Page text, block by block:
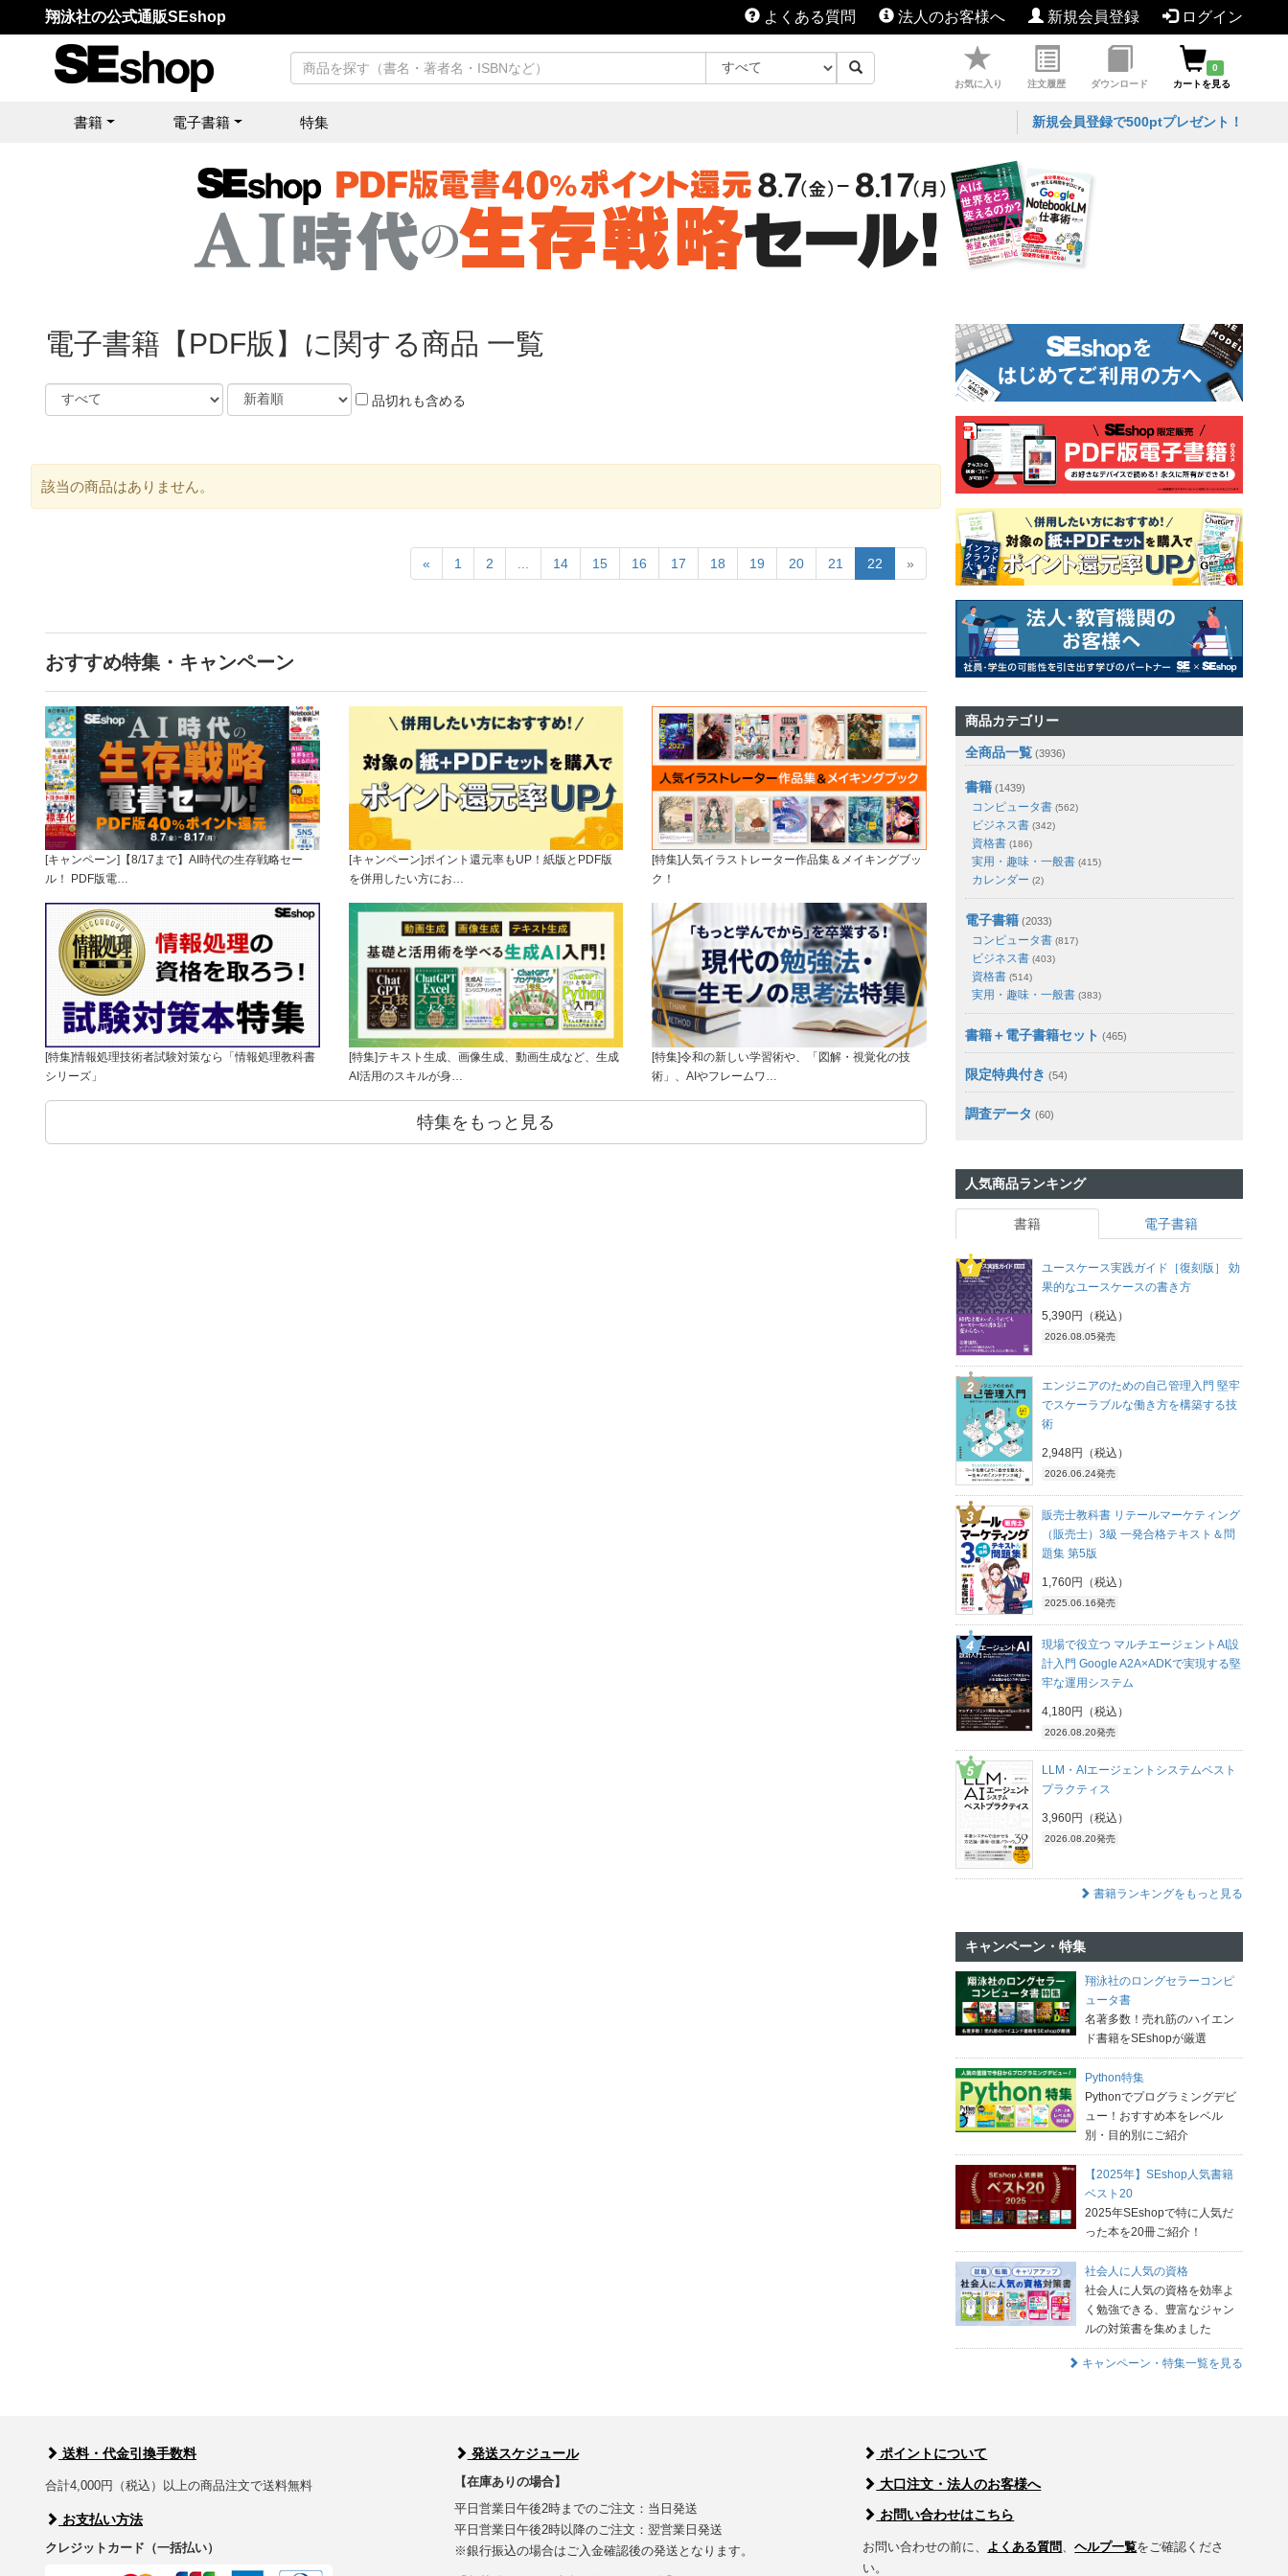
翔泳社の公式通販SEshop よくある質問 法人のお客様へ 新規会員登録 ログイン
お気に入り 注文履歴 ダウンロード
0
カートを見る
書籍 電子書籍 特集 新規会員登録で500ptプレゼント！
電子書籍【PDF版】に関する商品 一覧
品切れも含める
該当の商品はありません。
« 1 2 14 15 16 17 18 19 20 21 22 »
おすすめ特集・キャンペーン
[キャンペーン]【8/17まで】AI時代の生存戦略セー
ル！ PDF版電…
[キャンペーン]ポイント還元率もUP！紙版とPDF版
を併用したい方にお…
[特集]人気イラストレーター作品集＆メイキングブッ
ク！
[特集]情報処理技術者試験対策なら「情報処理教科書
シリーズ」
[特集]テキスト生成、画像生成、動画生成など、生成
AI活用のスキルが身…
[特集]令和の新しい学習術や、「図解・視覚化の技
術」、AIやフレームワ…
特集をもっと見る
商品カテゴリー
全商品一覧 (3936)
書籍 (1439)
コンピュータ書 (562)
ビジネス書 (342)
資格書 (186)
実用・趣味・一般書 (415)
カレンダー (2)
電子書籍 (2033)
コンピュータ書 (817)
ビジネス書 (403)
資格書 (514)
実用・趣味・一般書 (383)
書籍＋電子書籍セット (465)
限定特典付き (54)
調査データ (60)
人気商品ランキング
書籍 電子書籍
ユースケース実践ガイド［復刻版］ 効
果的なユースケースの書き方
5,390円（税込）
2026.08.05発売
エンジニアのための自己管理入門 堅牢
でスケーラブルな働き方を構築する技
術
2,948円（税込）
2026.06.24発売
販売士教科書 リテールマーケティング
（販売士）3級 一発合格テキスト＆問
題集 第5版
1,760円（税込）
2025.06.16発売
現場で役立つ マルチエージェントAI設
計入門 Google A2A×ADKで実現する堅
牢な運用システム
4,180円（税込）
2026.08.20発売
LLM・AIエージェントシステムベスト
プラクティス
3,960円（税込）
2026.08.20発売
書籍ランキングをもっと見る
キャンペーン・特集
翔泳社のロングセラーコンピ
ュータ書
名著多数！売れ筋のハイエン
ド書籍をSEshopが厳選
Python特集
Pythonでプログラミングデビ
ュー！おすすめ本をレベル
別・目的別にご紹介
【2025年】SEshop人気書籍
ベスト20
2025年SEshopで特に人気だ
った本を20冊ご紹介！
社会人に人気の資格
社会人に人気の資格を効率よ
く勉強できる、豊富なジャン
ルの対策書を集めました
キャンペーン・特集一覧を見る
送料・代金引換手数料
合計4,000円（税込）以上の商品注文で送料無料
お支払い方法
クレジットカード（一括払い）
発送スケジュール
【在庫ありの場合】
平日営業日午後2時までのご注文：当日発送
平日営業日午後2時以降のご注文：翌営業日発送
※銀行振込の場合はご入金確認後の発送となります。
ポイントについて
大口注文・法人のお客様へ
お問い合わせはこちら
お問い合わせの前に、 よくある質問、ヘルプ一覧をご確認くださ
い。